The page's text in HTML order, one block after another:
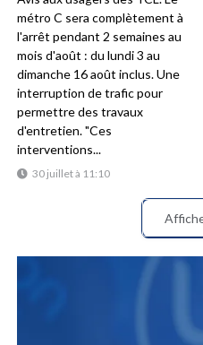
30 juillet à 11:10
métro C sera complètement à
l'arrêt pendant 2 semaines au
mois d'août : du lundi 3 au
dimanche 16 août inclus. Une
interruption de trafic pour
permettre des travaux
d'entretien. "Ces
interventions...